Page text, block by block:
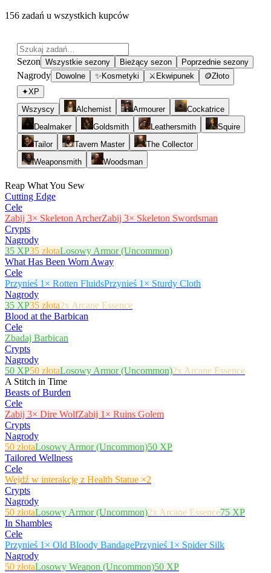
156 zadań u wszystkich kupców
Sezon Wszystkie sezony Bieżący sezon Poprzednie sezony
Nagrody Dowolne ✨ Kosmetyki ⚔ Ekwipunek 🪙Złoto
✦XP
Wszyscy
Alchemist Armourer
Cockatrice
Dealmaker
Goldsmith Leathersmith
Squire
Tailor
Tavern Master
The Collector
Weaponsmith
Woodsman
Reap What You Sew
Cutting Edge
Cele
Zabij 3× Skeleton ArcherZabij 3× Skeleton Swordsman
Crypts
Nagrody
35 XP35 złotaLosowy Armor (Uncommon)
What Has Been Worn Away
Cele
Przynieś 1× Rotten FluidsPrzynieś 1× Sturdy Cloth
Nagrody
35 XP35 złota2x Arcane Essence
Blood at the Barbican
Cele
Zbadaj Barbican
Crypts
Nagrody
50 XP50 złotaLosowy Armor (Uncommon)2x Arcane Essence
A Stitch in Time
Beasts of Burden
Cele
Zabij 3× Dire WolfZabij 1× Ruins Golem
Crypts
Nagrody
50 złotaLosowy Armor (Uncommon)50 XP
Tailored Wellness
Cele
Wejdź w interakcję z Health Statue ×2
Crypts
Nagrody
50 złotaLosowy Armor (Uncommon)2x Arcane Essence75 XP
In Shambles
Cele
Przynieś 1× Old Bloody BandagePrzynieś 1× Spider Silk
Nagrody
50 złotaLosowy Weapon (Uncommon)50 XP